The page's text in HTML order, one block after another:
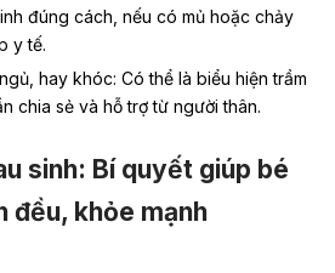
đúng cách, nếu có mủ hoặc chảy
y tế.
hay khóc: Có thể là biểu hiệntrầm
chia sẻ và hỗ trợ từ người thân.
sinh: Bí quyết giúp bé
đều, khỏe mạnh